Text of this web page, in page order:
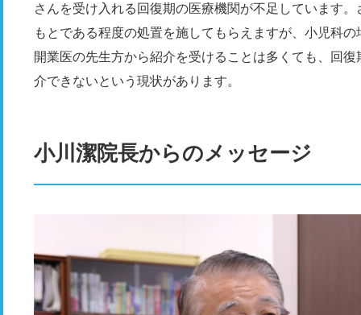
さんを受け入れる回復期の医療機関が不足しています
もとである程度の処置を施してもらえますが、小児科
開業医の先生方から紹介を受けることは多くても、回
介できないという現状があります。
小川潔院長からのメッセージ